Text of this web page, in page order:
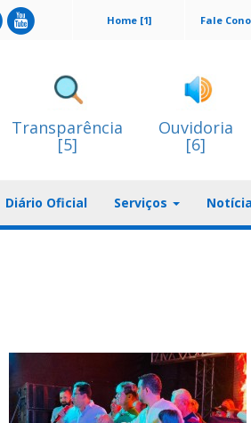
Fale
Home [1]
Transparência
[5]
Ouvidoria
[6]
Diário Oficial Serviços